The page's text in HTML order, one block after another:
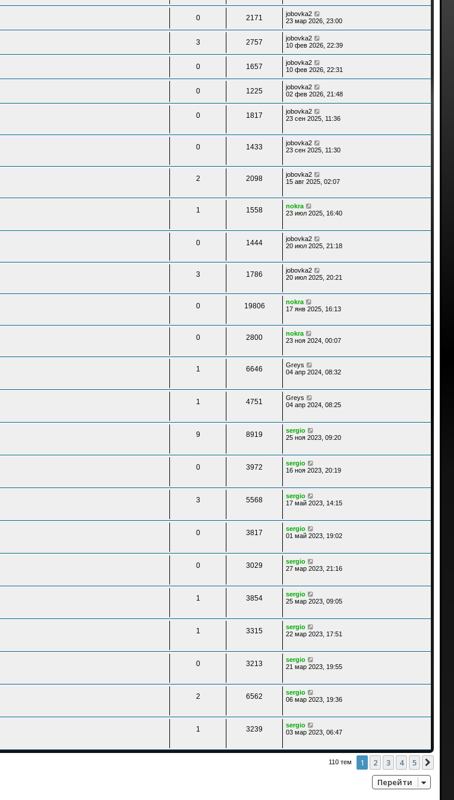
0 2171
jobovka2
23 мар 2026, 23:00
3 2757
jobovka2
10 фев 2026, 22:39
0 1657
jobovka2
10 фев 2026, 22:31
0 1225
jobovka2
02 фев 2026, 21:48
0 1817
jobovka2
23 сен 2025, 11:36
0 1433
jobovka2
23 сен 2025, 11:30
2 2098
jobovka2
15 авг 2025, 02:07
1 1558
nokra
23 июл 2025, 16:40
0 1444
jobovka2
20 июл 2025, 21:18
3 1786
jobovka2
20 июл 2025, 20:21
0 19806
nokra
17 янв 2025, 16:13
0 2800
nokra
23 ноя 2024, 00:07
1 6646
Greys
04 апр 2024, 08:32
1 4751
Greys
04 апр 2024, 08:25
9 8919
sergio
25 ноя 2023, 09:20
0 3972
sergio
16 ноя 2023, 20:19
3 5568
sergio
17 май 2023, 14:15
0 3817
sergio
01 май 2023, 19:02
0 3029
sergio
27 мар 2023, 21:16
1 3854
sergio
25 мар 2023, 09:05
1 3315
sergio
22 мар 2023, 17:51
0 3213
sergio
21 мар 2023, 19:55
2 6562
sergio
06 мар 2023, 19:36
1 3239
sergio
03 мар 2023, 06:47
110 тем 1 2 3 4 5
Перейти